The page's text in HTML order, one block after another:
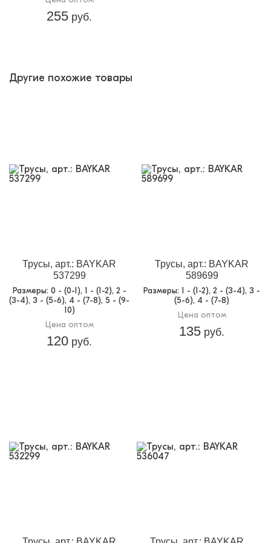
255 руб.
Другие похожие товары
Трусы, арт.: BAYKAR
537299
Размеры: 0 - (0-1), 1 - (1-2), 2 -
(3-4), 3 - (5-6), 4 - (7-8), 5 - (9-
10)
Цена оптом
120 руб.
Трусы, арт.: BAYKAR
589699
Размеры: 1 - (1-2), 2 - (3-4), 3 -
(5-6), 4 - (7-8)
Цена оптом
135 руб.